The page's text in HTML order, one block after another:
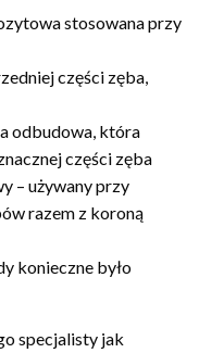
stosowana przy
części zęba,
odbudowa, która
części zęba
– używany przy
razem z koroną
konieczne było
specjalisty jak